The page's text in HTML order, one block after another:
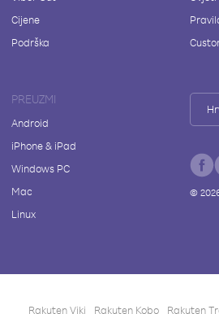
Cijene
Podrška
PREUZMI
Android
iPhone & iPad
Windows PC
Mac
Linux
©
Rakuten Viki Rakuten Kobo Rakuten